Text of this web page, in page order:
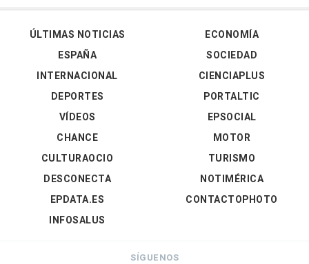
ÚLTIMAS NOTICIAS
ESPAÑA
INTERNACIONAL
DEPORTES
VÍDEOS
ECONOMÍA
SOCIEDAD
CIENCIAPLUS
PORTALTIC
EPSOCIAL
CHANCE
CULTURAOCIO
DESCONECTA
EPDATA.ES
INFOSALUS
MOTOR
TURISMO
NOTIMÉRICA
CONTACTOPHOTO
SÍGUENOS